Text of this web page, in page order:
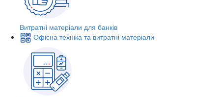
Витратні матеріали для банків
Офісна техніка та витратні матеріали